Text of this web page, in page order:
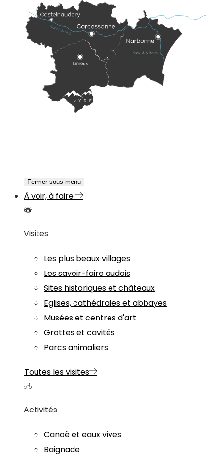
Fermer sous-menu
À voir, à faire
Visites
Les plus beaux villages
Les savoir-faire audois
Sites historiques et châteaux
Eglises, cathédrales et abbayes
Musées et centres d'art
Grottes et cavités
Parcs animaliers
Toutes les visites
Activités
Canoë et eaux vives
Baignade